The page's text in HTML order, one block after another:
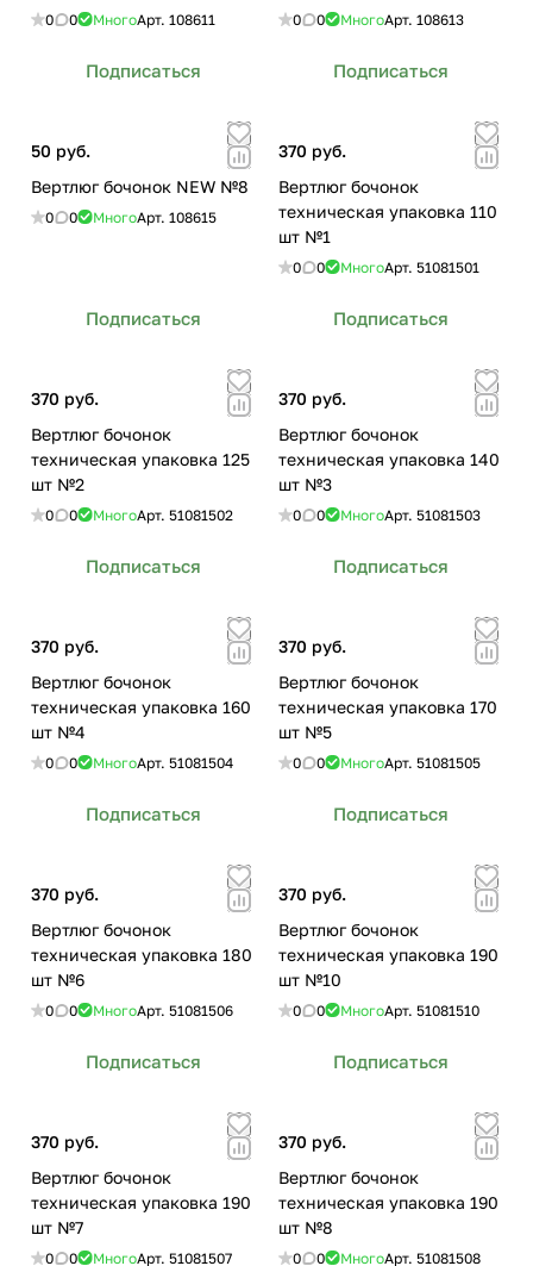
0 0 МногоАрт. 108611
Подписаться
0 0 МногоАрт. 108613
Подписаться
50 руб.
Вертлюг бочонок NEW №8
0 0 МногоАрт. 108615
Подписаться
370 руб.
Вертлюг бочонок
техническая упаковка 110
шт №1
0 0 МногоАрт. 51081501
Подписаться
370 руб.
Вертлюг бочонок
техническая упаковка 125
шт №2
0 0 МногоАрт. 51081502
Подписаться
370 руб.
Вертлюг бочонок
техническая упаковка 140
шт №3
0 0 МногоАрт. 51081503
Подписаться
370 руб.
Вертлюг бочонок
техническая упаковка 160
шт №4
0 0 МногоАрт. 51081504
Подписаться
370 руб.
Вертлюг бочонок
техническая упаковка 170
шт №5
0 0 МногоАрт. 51081505
Подписаться
370 руб.
Вертлюг бочонок
техническая упаковка 180
шт №6
0 0 МногоАрт. 51081506
Подписаться
370 руб.
Вертлюг бочонок
техническая упаковка 190
шт №10
0 0 МногоАрт. 51081510
Подписаться
370 руб.
Вертлюг бочонок
техническая упаковка 190
шт №7
0 0 МногоАрт. 51081507
370 руб.
Вертлюг бочонок
техническая упаковка 190
шт №8
0 0 МногоАрт. 51081508